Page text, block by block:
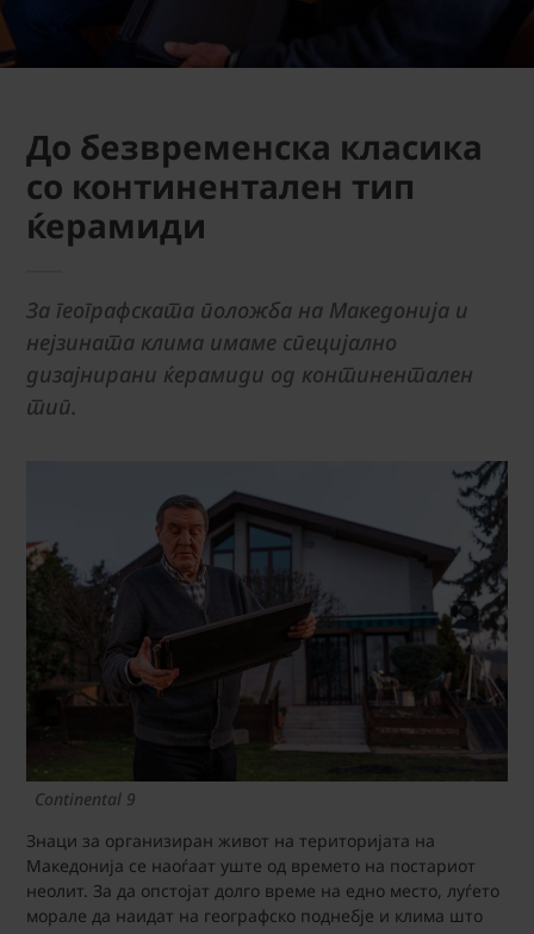
До безвременска класика
со континентален тип
ќерамиди
За географската положба на Македонија и
нејзината клима имаме специјално
дизајнирани ќерамиди од континентален
тип.
Continental 9
Знаци за организиран живот на територијата на
Македонија се наоѓаат уште од времето на постариот
неолит. За да опстојат долго време на едно место, луѓето
морале да наидат на географско поднебје и клима што